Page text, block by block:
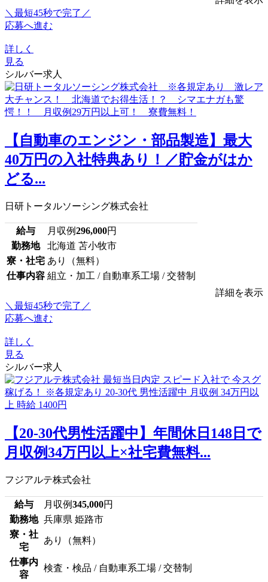
＼最短45秒で完了／
応募へ進む
詳しく
見る
シルバー求人
【自動車のエンジン・部品製造】最大
40万円の入社特典あり！／貯金がはか
どる...
日研トータルソーシング株式会社
給与 月収例296,000円
勤務地
北海道 苫小牧市
寮・社宅 あり（無料）
仕事内容 組立・加工 / 自動車系工場 / 交替制
詳細を表示
＼最短45秒で完了／
応募へ進む
詳しく
見る
シルバー求人
【20-30代男性活躍中】年間休日148日で
月収例34万円以上×社宅費無料...
フジアルテ株式会社
給与 月収例345,000円
勤務地 兵庫県 姫路市
寮・社
宅
あり（無料）
仕事内
容
検査・検品 / 自動車系工場 / 交替制